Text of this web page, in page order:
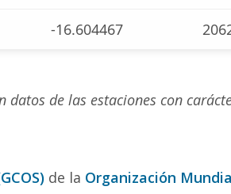
-16.604467
de las estaciones con
de la Organización